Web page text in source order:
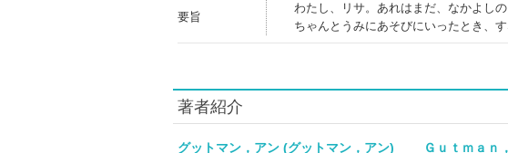
要旨
わたし、リサ。あれはまだ、なかよし
ちゃんとうみにあそびにいったとき、
著者紹介
グットマン，アン (グットマン，アン) Ｇｕｔｍａｎ